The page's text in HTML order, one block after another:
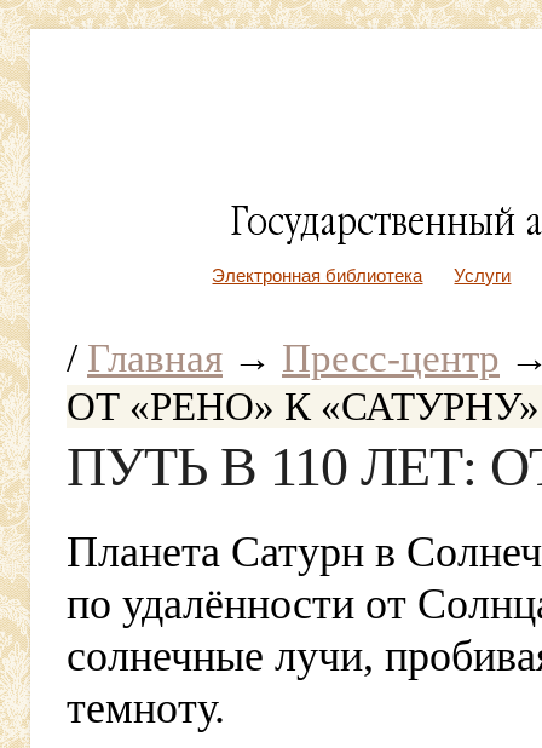
Электронная библиотека Услуги
/ Главная → Пресс-центр
ОТ «РЕНО» К «САТУРНУ»
ПУТЬ В 110 ЛЕТ:
Планета Сатурн в
по удалённости от
солнечные лучи,
темноту.